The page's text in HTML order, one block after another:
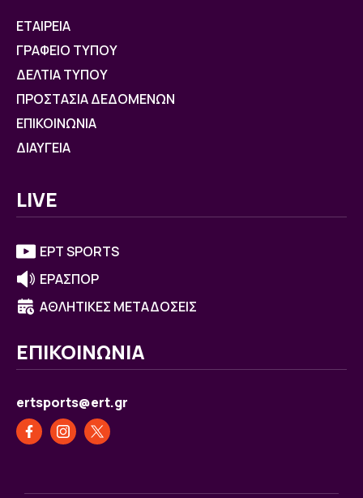
ΕΤΑΙΡΕΙΑ
ΓΡΑΦΕΙΟ ΤΥΠΟΥ
ΔΕΛΤΙΑ ΤΥΠΟΥ
ΠΡΟΣΤΑΣΙΑ ΔΕΔΟΜΕΝΩΝ
ΕΠΙΚΟΙΝΩΝΙΑ
ΔΙΑΥΓΕΙΑ
LIVE
ΕΡΤ SPORTS
ΕΡΑΣΠΟΡ
ΑΘΛΗΤΙΚΕΣ ΜΕΤΑΔΟΣΕΙΣ
ΕΠΙΚΟΙΝΩΝΙΑ
ertsports@ert.gr